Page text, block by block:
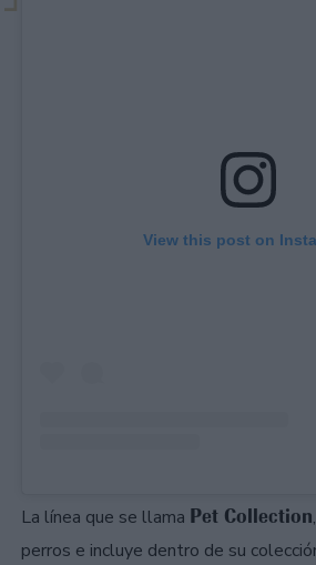
View this post on
La línea que se llama Pet Collection
perros e incluye dentro de su